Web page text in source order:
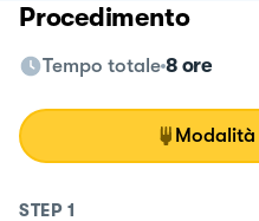
Procedimento
Tempo totale 8 ore
Modalità
STEP 1